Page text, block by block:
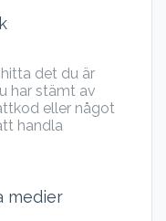
det du är
har stämt av
eller något
handla
medier